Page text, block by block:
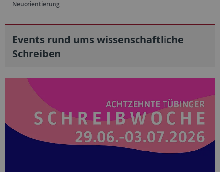
Neuorientierung
Events rund ums wissenschaftliche
Schreiben